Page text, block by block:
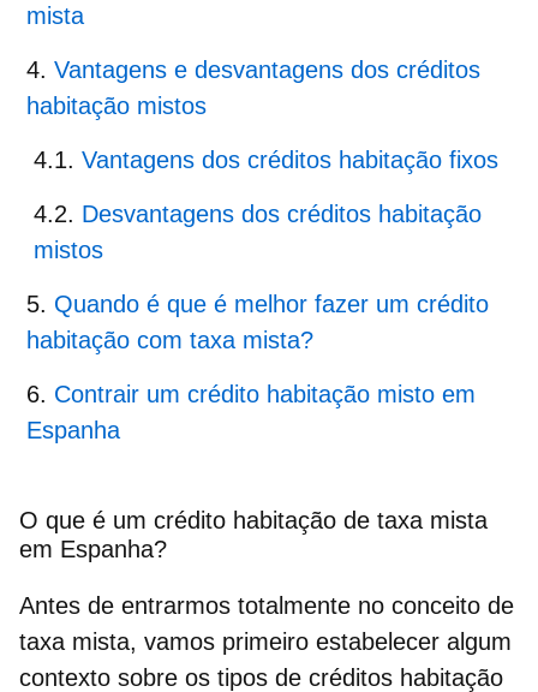
mista
Vantagens e desvantagens dos créditos
habitação mistos
Vantagens dos créditos habitação fixos
Desvantagens dos créditos habitação
mistos
Quando é que é melhor fazer um crédito
habitação com taxa mista?
Contrair um crédito habitação misto em
Espanha
O que é um crédito habitação de taxa mista
em Espanha?
Antes de entrarmos totalmente no conceito de
taxa mista, vamos primeiro estabelecer algum
contexto sobre os tipos de créditos habitação